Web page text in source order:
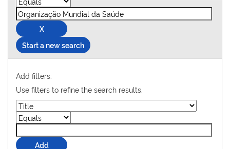
Start a new search
Add filters:
Use filters to refine the search results.